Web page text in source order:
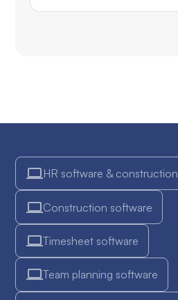
HR software & construction
Construction software
Timesheet software
Team planning software